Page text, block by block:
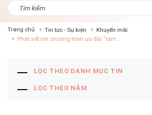
Trang chủ Tin tức - Sự kiện
Khuyến mãi
Phát sốt với chương trình ưu đãi “làm...
LỌC THEO DANH MỤC TIN
LỌC THEO NĂM